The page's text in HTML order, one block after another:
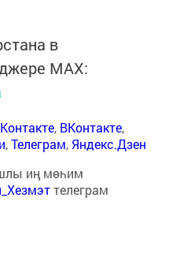
в
MАХ:
, ВКонтакте,
,Телеграм, Яндекс.Дзен
иң мөһим
телеграм